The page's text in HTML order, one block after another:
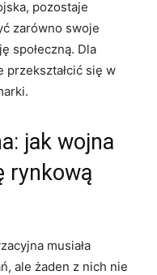
⁢pozostaje
zarówno⁤ swoje
społeczną. Dla
⁢przekształcić się⁢ w
jak wojna
rynkową
musiała
ale żaden‍ z nich nie